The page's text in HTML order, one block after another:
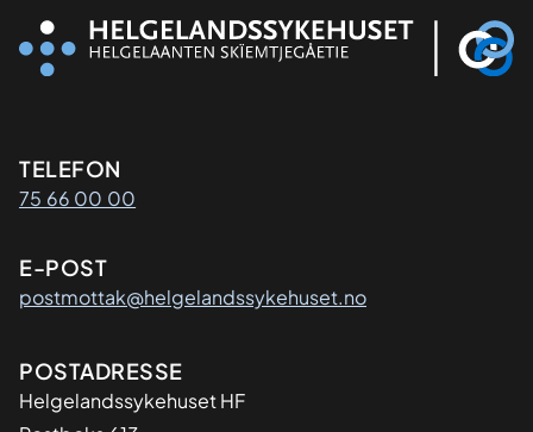
Kontaktinformasjon
TELEFON
75 66 00 00
E-POST
postmottak@helgelandssykehuset.no
Adresse
POSTADRESSE
Helgelandssykehuset HF